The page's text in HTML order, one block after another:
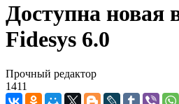
Доступна новая
Fidesys 6.0
Прочный редактор
1411